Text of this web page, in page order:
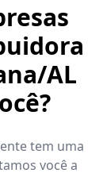
AL
tem uma
você a